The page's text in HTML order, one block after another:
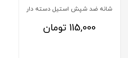
شانه ضد شپش استیل دسته دار
115,000 تومان